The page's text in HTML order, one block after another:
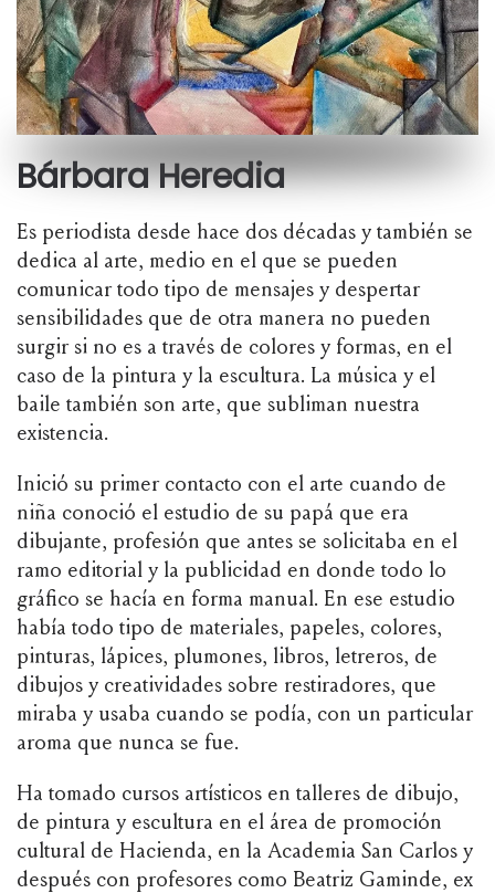
Bárbara Heredia
Es periodista desde hace dos décadas y también se
dedica al arte, medio en el que se pueden
comunicar todo tipo de mensajes y despertar
sensibilidades que de otra manera no pueden
surgir si no es a través de colores y formas, en el
caso de la pintura y la escultura. La música y el
baile también son arte, que subliman nuestra
existencia.
Inició su primer contacto con el arte cuando de
niña conoció el estudio de su papá que era
dibujante, profesión que antes se solicitaba en el
ramo editorial y la publicidad en donde todo lo
gráfico se hacía en forma manual. En ese estudio
había todo tipo de materiales, papeles, colores,
pinturas, lápices, plumones, libros, letreros, de
dibujos y creatividades sobre restiradores, que
miraba y usaba cuando se podía, con un particular
aroma que nunca se fue.
Ha tomado cursos artísticos en talleres de dibujo,
de pintura y escultura en el área de promoción
cultural de Hacienda, en la Academia San Carlos y
después con profesores como Beatriz Gaminde, ex